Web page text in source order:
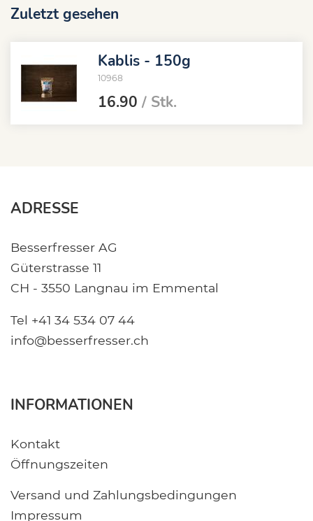
Zuletzt gesehen
Kablis - 150g
10968
16.90 / Stk.
ADRESSE
Besserfresser AG
Güterstrasse 11
CH - 3550 Langnau im Emmental
Tel +41 34 534 07 44
info@besserfresser.ch
INFORMATIONEN
Kontakt
Öffnungszeiten
Versand und Zahlungsbedingungen
Impressum